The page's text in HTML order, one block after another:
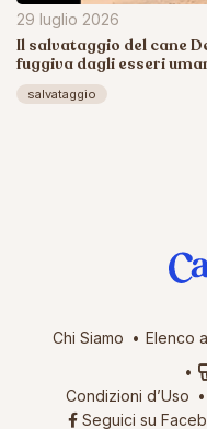
29 luglio 2026
Il salvataggio del cane
fuggiva dagli esseri
salvataggio
Chi Siamo Elenco
Condizioni d’Uso
Seguici su